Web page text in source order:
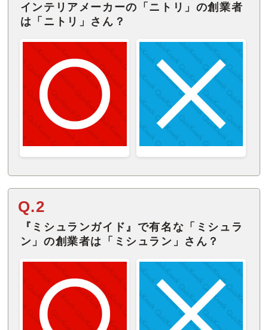
インテリアメーカーの「ニトリ」の創業者
は「ニトリ」さん？
Q.2
『ミシュランガイド』で有名な「ミシュラ
ン」の創業者は「ミシュラン」さん？